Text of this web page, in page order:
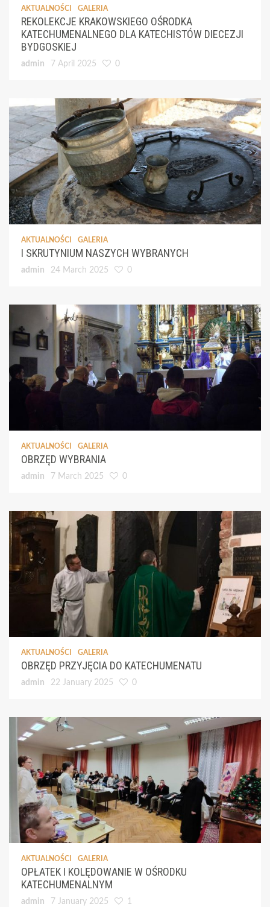
AKTUALNOŚCI GALERIA
REKOLEKCJE KRAKOWSKIEGO OŚRODKA
KATECHUMENALNEGO DLA KATECHISTÓW DIECEZJI
BYDGOSKIEJ
admin 7 April 2025 0
AKTUALNOŚCI GALERIA
I SKRUTYNIUM NASZYCH WYBRANYCH
admin 24 March 2025 0
AKTUALNOŚCI GALERIA
OBRZĘD WYBRANIA
admin 7 March 2025 0
AKTUALNOŚCI GALERIA
OBRZĘD PRZYJĘCIA DO KATECHUMENATU
admin 22 January 2025 0
AKTUALNOŚCI GALERIA
OPŁATEK I KOLĘDOWANIE W OŚRODKU
KATECHUMENALNYM
admin 7 January 2025 1